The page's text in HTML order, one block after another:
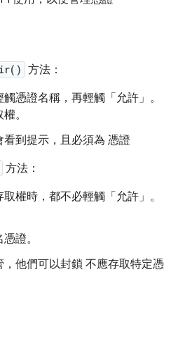
方法：
憑證名稱，再輕觸「允許」 。
。
到提示，且必須為 憑證
方法：
權時，都不必輕觸「允許」 。
證。
他們可以封鎖 不應存取特定憑